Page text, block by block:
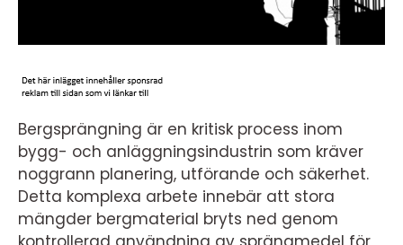
Bergsprängning är en kritisk process inom
bygg- och anläggningsindustrin som kräver
noggrann planering, utförande och säkerhet.
Detta komplexa arbete innebär att stora
mängder bergmaterial bryts ned genom